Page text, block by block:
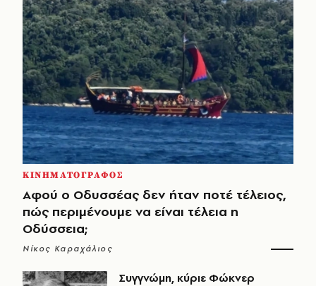
ΚΙΝΗΜΑΤΟΓΡΑΦΟΣ
Αφού ο Οδυσσέας δεν ήταν ποτέ τέλειος,
πώς περιμένουμε να είναι τέλεια η
Οδύσσεια;
Νίκος Καραχάλιος
Συγγνώμη, κύριε Φώκνερ